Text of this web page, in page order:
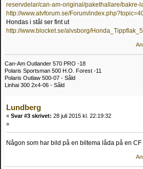
reservdelar/can-am-original/pakethallare/bakre-
http://www.atvforum.se/Forum/
Hondas i stål ser fint ut
http://www.blocket.se/alvsborg/
Can-Am Outlander 570 PRO -18
Polaris Sportsman 500 H.O. Forest -11
Polaris Outlaw 500-07 - Såld
Linhai 300 2x4-06 - Såld
Lundberg
« Svar #3 skrivet: 28 juli 2015 kl. 22:19:32
»
Någon som har bild på en biltema låda på en